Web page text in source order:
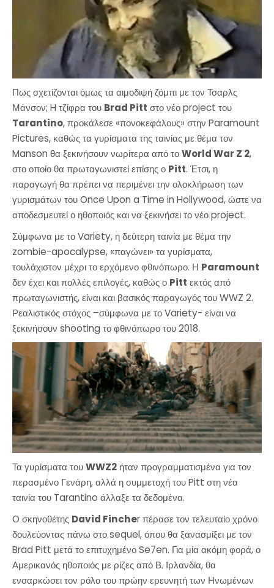
Πως σχετίζονται όμως τα αιμοδιψή ζόμπι με τον Τσαρλς
Μάνσον; H τζίφρα του Brad Pitt στο νέο project του
Tarantino, προκάλεσε «πονοκεφάλους» στην Paramount
Pictures, καθώς τα γυρίσματα της ταινίας με θέμα τον
Manson θα ξεκινήσουν νωρίτερα από τοWorld War Z 2,
στο οποίο θα πρωταγωνιστεί επίσης ο Pitt. Έτσι, η
παραγωγή θα πρέπει να περιμένει την ολοκλήρωση των
γυρισμάτων του Once Upon a Time in Hollywood, ώστε να
αποδεσμευτεί ο ηθοποιός και να ξεκινήσει το νέο project.
Σύμφωνα με το Variety, η δεύτερη ταινία με θέμα την
zombie-apocalypse, «παγώνει» τα γυρίσματα,
τουλάχιστον μέχρι το ερχόμενο φθινόπωρο. Η Paramount
δεν έχει και πολλές επιλογές, καθώς ο Pitt εκτός από
πρωταγωνιστής, είναι και βασικός παραγωγός του WWZ 2.
Ρεαλιστικός στόχος –σύμφωνα με το Variety- είναι να
ξεκινήσουν shooting το φθινόπωρο του 2018.
Τα γυρίσματα τουWWZ2 ήταν προγραμματισμένα για τον
περασμένο Γενάρη, αλλά η συμμετοχή του Pitt στη νέα
ταινία του Tarantino άλλαξε τα δεδομένα.
Ο σκηνοθέτης David Fincher πέρασε τον τελευταίο χρόνο
δουλεύοντας πάνω στο sequel, όπου θα ξανασμίξει με τον
Brad Pitt μετά το επιτυχημένο Se7en. Για μία ακόμη φορά, ο
Αμερικανός ηθοποιός με ρίζες από Β. Ιρλανδία, θα
ενσαρκώσει τον ρόλο του πρώην ερευνητή των Ηνωμένων